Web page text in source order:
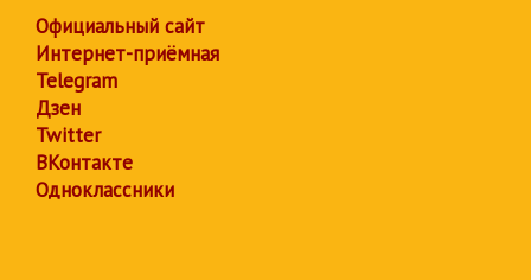
Официальный сайт
Интернет-приёмная
Telegram
Дзен
Twitter
ВКонтакте
Одноклассники